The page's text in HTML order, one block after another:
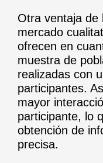
Otra ventaja de
mercado
ofrecen en
muestra de
realizadas con
participantes.
mayor
participante, lo
obtención de
precisa.